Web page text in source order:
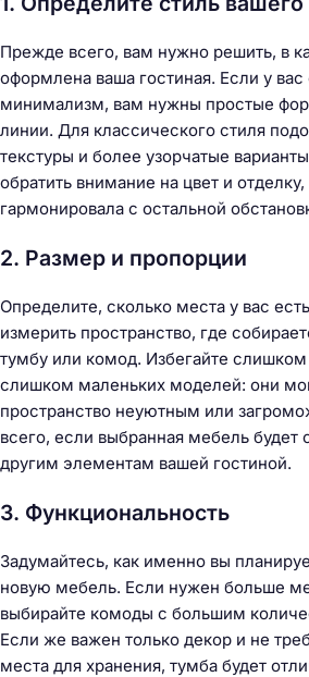
Прежде всего, вам нужно решить, в
оформлена ваша гостиная. Если у
минимализм, вам нужны простые
линии. Для классического стиля
текстуры и более узорчатые
обратить внимание на цвет и
гармонировала с остальной
2. Размер и пропорции
Определите, сколько места у вас
измерить пространство, где
тумбу или комод. Избегайте
слишком маленьких моделей: они
пространство неуютным или
всего, если выбранная мебель будет
другим элементам вашей гостиной.
3. Функциональность
Задумайтесь, как именно вы
новую мебель. Если нужен больше
выбирайте комоды с большим
Если же важен только декор и не
места для хранения, тумба будет